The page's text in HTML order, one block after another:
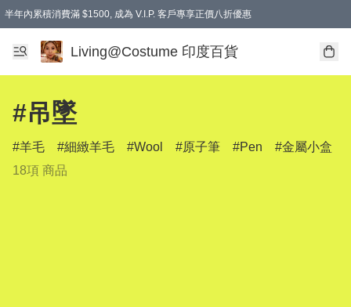
半年內累積消費滿 $1500, 成為 V.I.P. 客戶專享正價八折優惠
滿$600免本地運費
Living@Costume 印度百貨
#吊墜
羊毛 細緻羊毛 Wool 原子筆 Pen
金屬小盒
18項 商品